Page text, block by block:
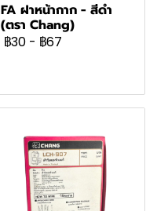
FA ฝาหน้ากาก - สีดำ
(ตรา Chang)
฿30 - ฿67